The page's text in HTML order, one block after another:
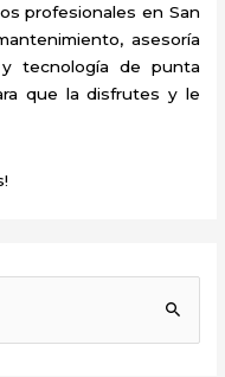
profesionales en San
asesoría
y tecnología de punta
que la disfrutes y le